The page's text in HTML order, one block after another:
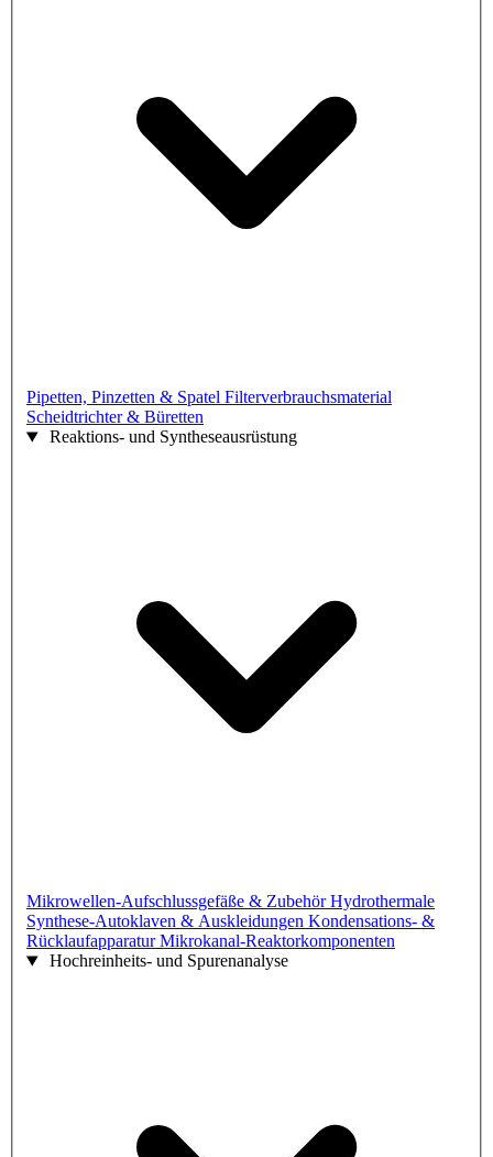
Pipetten, Pinzetten & Spatel Filterverbrauchsmaterial
Scheidtrichter & Büretten
Reaktions- und Syntheseausrüstung
Mikrowellen-Aufschlussgefäße & ZubehörHydrothermale
Synthese-Autoklaven & Auskleidungen Kondensations- &
RücklaufapparaturMikrokanal-Reaktorkomponenten
Hochreinheits- und Spurenanalyse